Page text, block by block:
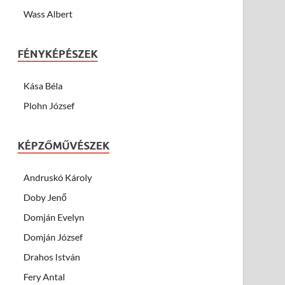
Wass Albert
FÉNYKÉPÉSZEK
Kása Béla
Plohn József
KÉPZŐMŰVÉSZEK
Andruskó Károly
Doby Jenő
Domján Evelyn
Domján József
Drahos István
Fery Antal